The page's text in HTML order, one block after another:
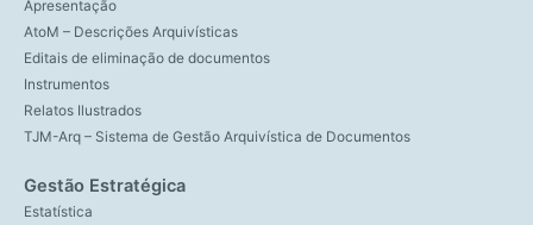
Apresentação
AtoM – Descrições Arquivísticas
Editais de eliminação de documentos
Instrumentos
Relatos Ilustrados
TJM-Arq – Sistema de Gestão Arquivística de Documentos
Gestão Estratégica
Estatística